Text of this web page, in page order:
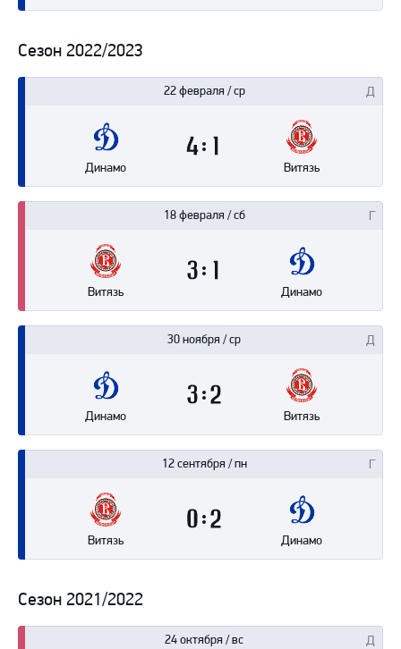
Сезон 2022/2023
22 февраля / ср
Динамо
4
Витязь
18 февраля / сб
Витязь
3
Динамо
30 ноября / ср
Динамо
3
Витязь
2
12 сентября / пн
Витязь
0
Динамо
2
Сезон 2021/2022
24 октября / вс